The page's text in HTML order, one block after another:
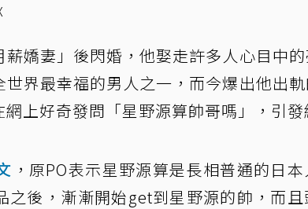
薪嬌妻」後閃婚，他娶走許多人心目中
界最幸福的男人之一，而今爆出他出
上好奇發問「星野源算帥哥嗎」，引發
，原PO表示星野源算是長相普通的日
之後，漸漸開始get到星野源的帥，而